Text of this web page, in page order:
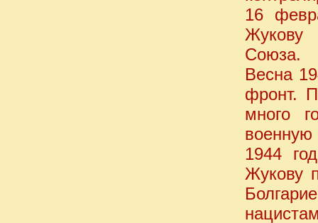
16
Жукову
Союза.
Весна
фронт.
много
1944
Жукову